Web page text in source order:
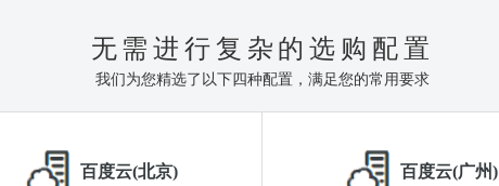
无需进行复杂的选购配置
我们为您精选了以下四种配置，满足您的常用要求
百度云(北京) 百度云(广州)